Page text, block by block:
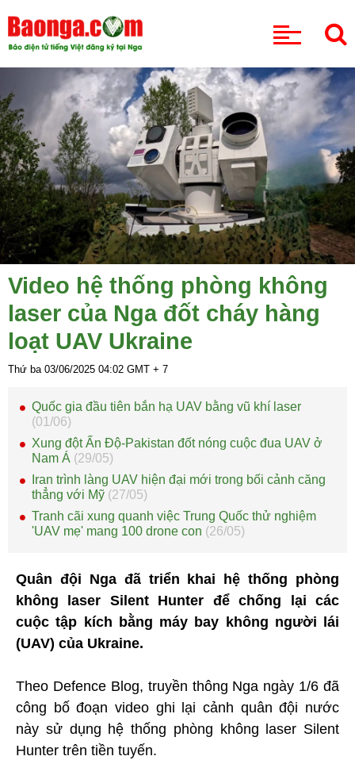
Video hệ thống phòng không
laser của Nga đốt cháy hàng
loạt UAV Ukraine
Thứ ba 03/06/2025 04:02 GMT + 7
Quốc gia đầu tiên bắn hạ UAV bằng vũ khí laser
(01/06)
Xung đột Ấn Độ-Pakistan đốt nóng cuộc đua UAV ở
Nam Á (29/05)
Iran trình làng UAV hiện đại mới trong bối cảnh căng
thẳng với Mỹ (27/05)
Tranh cãi xung quanh việc Trung Quốc thử nghiệm
'UAV mẹ' mang 100 drone con (26/05)
Quân đội Nga đã triển khai hệ thống phòng
không laser Silent Hunter để chống lại các
cuộc tập kích bằng máy bay không người lái
(UAV) của Ukraine.
Theo Defence Blog, truyền thông Nga ngày 1/6 đã
công bố đoạn video ghi lại cảnh quân đội nước
này sử dụng hệ thống phòng không laser Silent
Hunter trên tiền tuyến.